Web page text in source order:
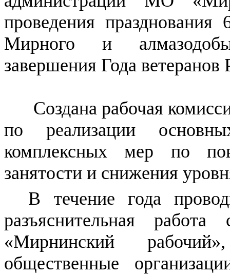
проведения
Мирного и
завершения Года
Создана рабочая
по реализации
комплексных мер по
занятости и снижения
В течение года
разъяснительная
«Мирнинский
общественные